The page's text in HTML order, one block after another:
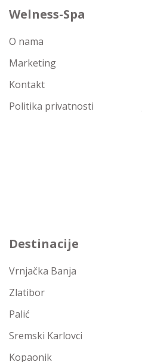
Welness-Spa
O nama
Marketing
Kontakt
Politika privatnosti
Destinacije
Vrnjačka Banja
Zlatibor
Palić
Sremski Karlovci
Kopaonik